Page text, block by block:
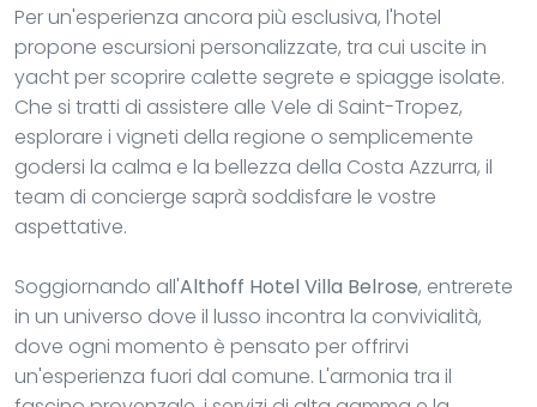
Per un'esperienza ancora più esclusiva, l'hotel
propone escursioni personalizzate, tra cui uscite in
yacht per scoprire calette segrete e spiagge isolate.
Che si tratti di assistere alle Vele di Saint-Tropez,
esplorare i vigneti della regione o semplicemente
godersi la calma e la bellezza della Costa Azzurra, il
team di concierge saprà soddisfare le vostre
aspettative.
Soggiornando all'Althoff Hotel Villa Belrose, entrerete
in un universo dove il lusso incontra la convivialità,
dove ogni momento è pensato per offrirvi
un'esperienza fuori dal comune. L'armonia tra il